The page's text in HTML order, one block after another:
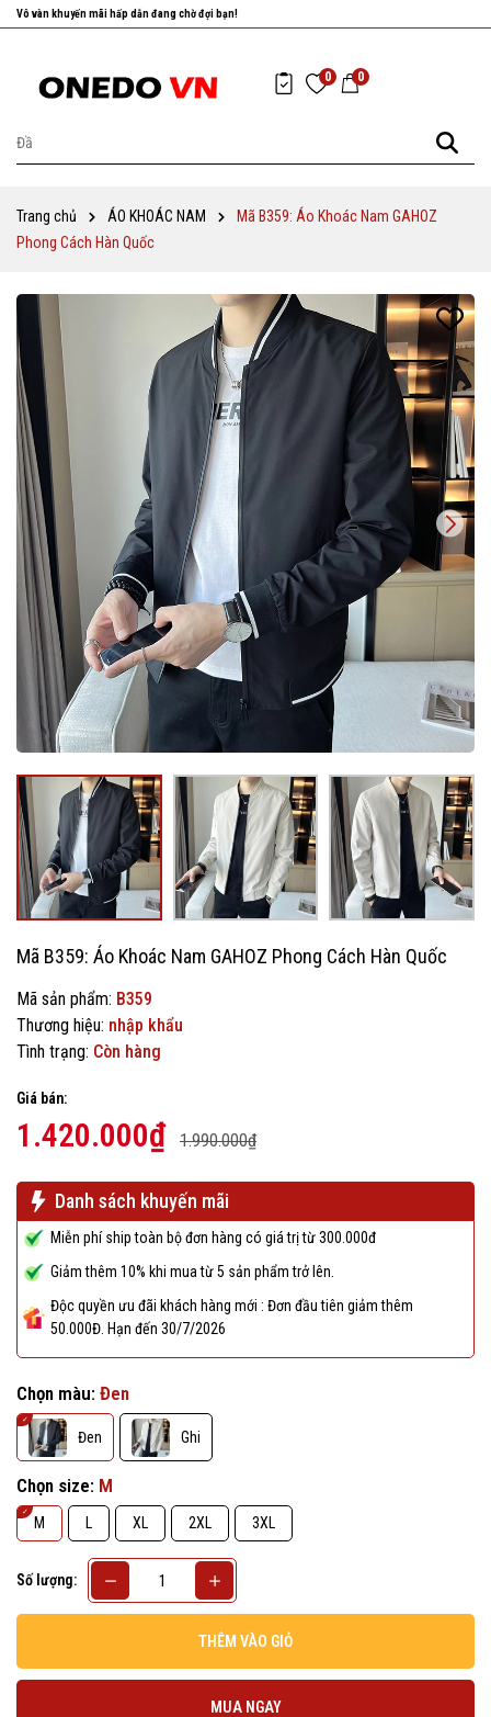
Nhanh tay chọn cho mình những sản phẩm ưng ý nhất!
0 0
Trang chủ ÁO KHOÁC NAM
Mã B359: Áo Khoác Nam GAHOZ
Phong Cách Hàn Quốc
Mã B359: Áo Khoác Nam GAHOZ Phong Cách Hàn Quốc
Mã sản phẩm: B359
Thương hiệu: nhập khẩu
Tình trạng: Còn hàng
Giá bán:
1.420.000₫ 1.990.000₫
Danh sách khuyến mãi
Miễn phí ship toàn bộ đơn hàng có giá trị từ 300.000đ
Giảm thêm 10% khi mua từ 5 sản phẩm trở lên.
Độc quyền ưu đãi khách hàng mới : Đơn đầu tiên giảm thêm
50.000Đ. Hạn đến 30/7/2026
Chọn màu: Đen
Đen Ghi
Chọn size: M
M L XL 2XL 3XL
Số lượng:
THÊM VÀO GIỎ
MUA NGAY